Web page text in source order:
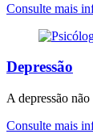
Consulte mais
Depressão
A depressão
Consulte mais